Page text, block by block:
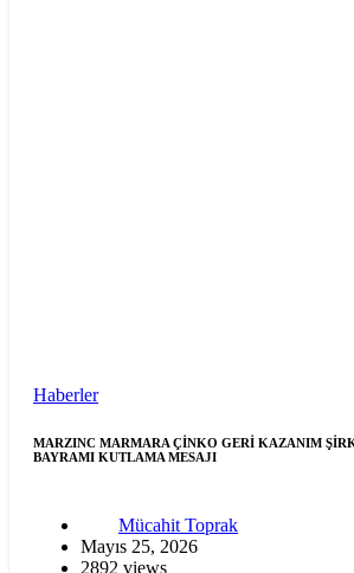
Haberler
MARZINC MARMARA ÇİNKO GERİ KAZANIM
BAYRAMI KUTLAMA MESAJI
Mücahit Toprak
Mayıs 25, 2026
2892 views